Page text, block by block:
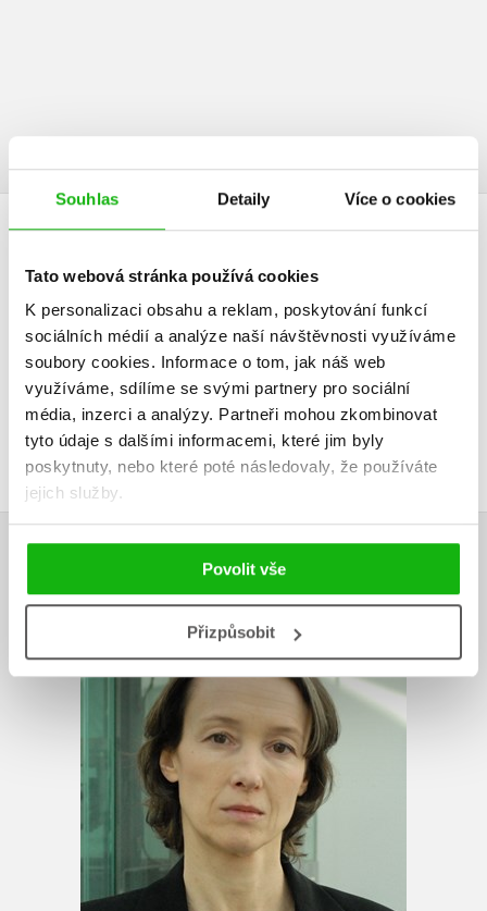
Souhlas Detaily Více o cookies
Tato webová stránka používá cookies
K personalizaci obsahu a reklam, poskytování funkcí
sociálních médií a analýze naší návštěvnosti využíváme
soubory cookies. Informace o tom, jak náš web
využíváme, sdílíme se svými partnery pro sociální
média, inzerci a analýzy. Partneři mohou zkombinovat
tyto údaje s dalšími informacemi, které jim byly
poskytnuty, nebo které poté následovaly, že používáte
jejich služby.
Povolit vše
Přizpůsobit
Vaše hodnocení
Uživatelskou recenzi mohou vkládat pouze registrovaní uživatelé
Přihlásit
AUTOR KNIHY